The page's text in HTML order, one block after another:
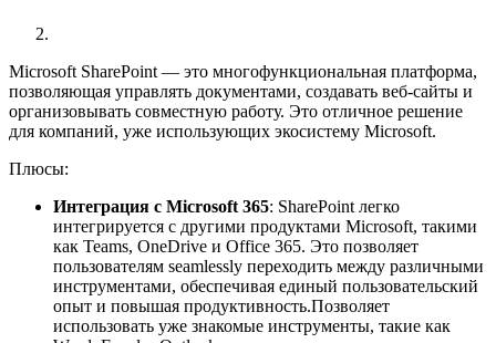
Microsoft SharePoint — это многофункциональная платформа,
позволяющая управлять документами, создавать веб-сайты и
организовывать совместную работу. Это отличное решение
для компаний, уже использующих экосистему Microsoft.
Плюсы:
Интеграция с Microsoft 365: SharePoint легко
интегрируется с другими продуктами Microsoft, такими
как Teams, OneDrive и Office 365. Это позволяет
пользователям seamlessly переходить между различными
инструментами, обеспечивая единый пользовательский
опыт и повышая продуктивность.Позволяет
использовать уже знакомые инструменты, такие как